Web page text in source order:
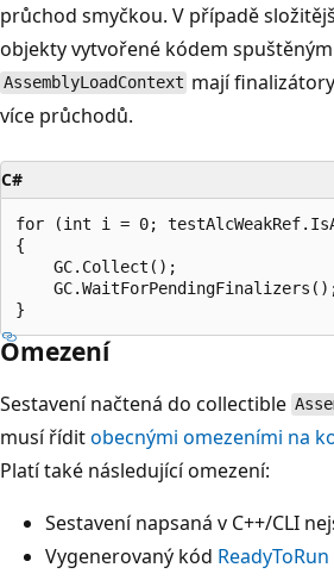
průchod smyčkou. V případě
objekty vytvořené kódem
AssemblyLoadContext mají
více průchodů.
C#
for (int i = 0;
{
    GC.Collect();
Omezení
Sestavení načtená do collectible
musí říditobecnými omezeními na
Platí také následující omezení:
Sestavení napsaná v C++/CLI
Vygenerovaný kód ReadyToRun